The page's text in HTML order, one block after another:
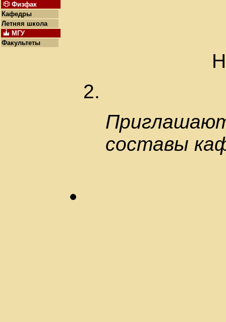
Физфак
Кафедры
Летняя школа
МГУ
Факультеты
составы